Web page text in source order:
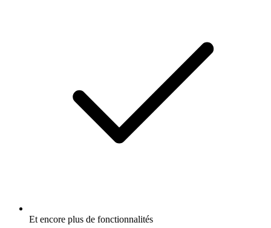
Et encore plus de fonctionnalités